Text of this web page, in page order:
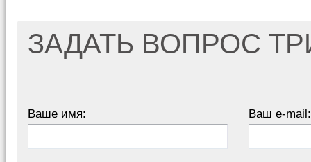
ЗАДАТЬ ВОПРОС
Ваше имя: Ваш e-mail: